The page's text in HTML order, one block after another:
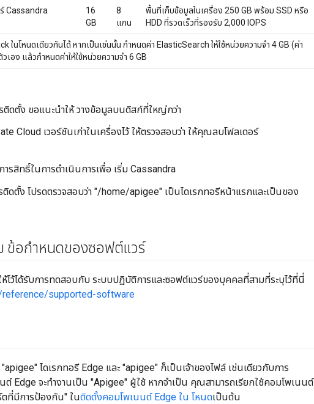
Cassandra
16
GB
8
แกน
พื้นที่เก็บข้อมูลในเครื่อง 250 GB พร้อม SSD หรือ
HDD ที่รวดเร็วที่รองรับ 2,000 IOPS
นโหนดเดียวกันได้ หากเป็นเช่นนั้น กำหนดค่า ElasticSearch ให้ใช้หน่วยความจำ 4 GB (ค่า
อง แล้วกำหนดค่าให้ใช้หน่วยความจำ 6 GB
ติดตั้ง ขอแนะนำให้ วางข้อมูลบนดิสก์ที่ใหญ่กว่า
Cloud เวอร์ชันเก่าในเครื่องไว้ ให้ตรวจสอบว่า ให้คุณลบโฟลเดอร์
รสิทธิ์ในการดำเนินการเพื่อ เริ่ม Cassandra
ดตั้ง โปรดตรวจสอบว่า "/home/apigee" เป็นไดเรกทอรีหน้าแรกและเป็นของ
ข้อกำหนดของซอฟต์แวร์
ไว้ได้รับการทดสอบกับ ระบบปฏิบัติการและซอฟต์แวร์ของบุคคลที่สามที่ระบุไว้ที่นี่
supported-software
ไดเรกทอรี Edge และ "apigee" ก็เป็นเจ้าของไฟล์ เช่นเดียวกับการ
ต์ Edge จะทำงานเป็น "Apigee" ผู้ใช้ หากจำเป็น คุณสามารถเรียกใช้คอมโพเนนต์
ตที่มีการป้องกัน" ในติดตั้งคอมโพเนนต์ Edge ใน โหนดเป็นต้น